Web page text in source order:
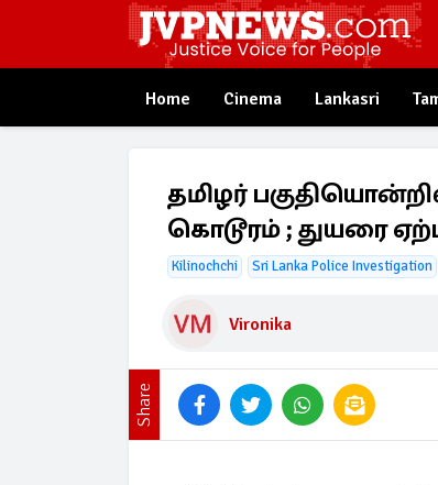
Home Cinema Lankasri
தமிழர்
கொடூரம் ; துயரை
Kilinochchi Sri Lanka Police Investigation
Vironika
Share